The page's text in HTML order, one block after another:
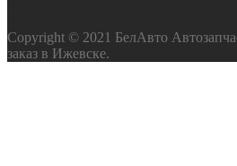
Copyright © 2021 БелАвто
заказ в Ижевске.